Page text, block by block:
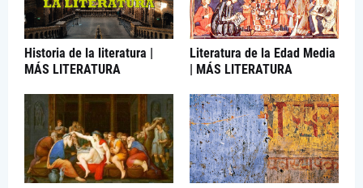
Historia de la literatura |
MÁS LITERATURA
Literatura de la Edad Media
| MÁS LITERATURA